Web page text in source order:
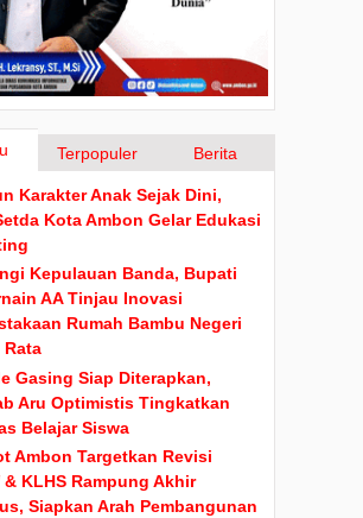
Terpopuler Berita
Karakter Anak Sejak Dini,
Kota Ambon Gelar Edukasi
Kepulauan Banda, Bupati
AA Tinjau Inovasi
Rumah Bambu Negeri
Rata
Gasing Siap Diterapkan,
Aru Optimistis Tingkatkan
Belajar Siswa
Ambon Targetkan Revisi
& KLHS Rampung Akhir
Siapkan Arah Pembangunan